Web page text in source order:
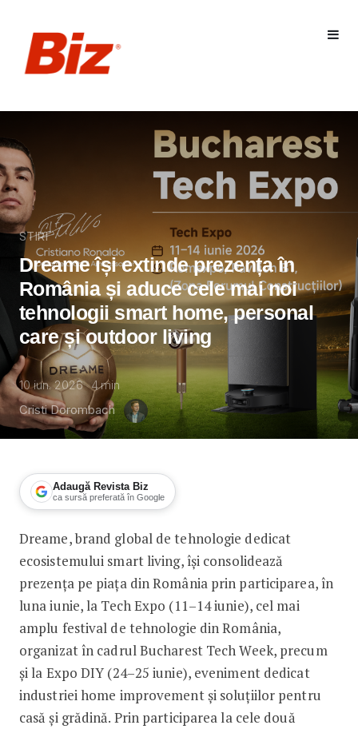
STIRI
Dreame își extinde prezența în
România și aduce cele mai noi
tehnologii smart home, personal
care și outdoor living
10 iun. 2026 4min
Cristi Dorombach
Adaugă Revista Biz
ca sursă preferată în Google
Dreame își extinde prezența în
Dreame, brand global de tehnologie dedicat
ecosistemului smart living, își consolidează
prezența pe piața din România prin participarea, în
luna iunie, la Tech Expo (11–14 iunie), cel mai
amplu festival de tehnologie din România,
organizat în cadrul Bucharest Tech Week, precum
și la Expo DIY (24–25 iunie), eveniment dedicat
industriei home improvement și soluțiilor pentru
casă și grădină. Prin participarea la cele două